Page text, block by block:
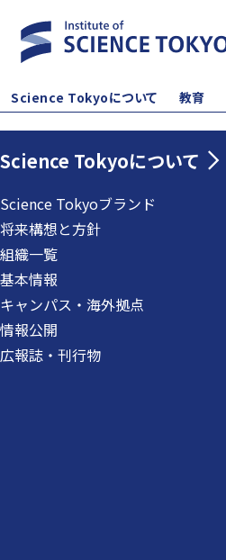
Science Tokyoについて 教育
Science Tokyoについて
Science Tokyoブランド
将来構想と方針
組織一覧
基本情報
キャンパス・海外拠点
情報公開
広報誌・刊行物